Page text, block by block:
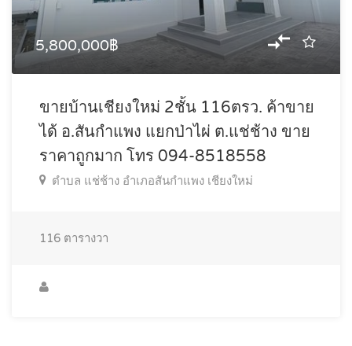
5,800,000฿
ขายบ้านเชียงใหม่ 2ชั้น 116ตรว. ค้าขาย
ได้ อ.สันกำแพง แยกป่าไผ่ ต.แช่ช้าง ขาย
ราคาถูกมาก โทร 094-8518558
ตำบล แช่ช้าง อำเภอสันกำแพง เชียงใหม่
116 ตารางวา